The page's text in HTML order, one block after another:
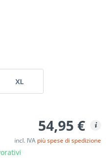
XL
54,95 €
incl. IVA più spese di spedizione